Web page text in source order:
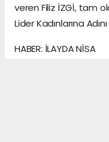
veren Filiz İZGİ, tam
Lider Kadınlarına
HABER: İLAYDA NİSA